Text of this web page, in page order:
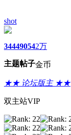
shot
3444
主题
9054
帖子
2万
金币
★★ 论坛版主 ★★
双主站VIP